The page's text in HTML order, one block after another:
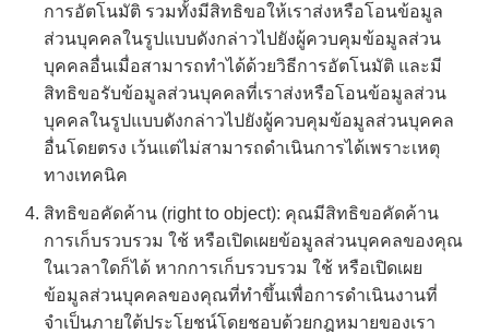
การอัตโนมัติ รวมทั้งมีสิทธิขอให้เราส่งหรือโอนข้อมูล
ส่วนบุคคลในรูปแบบดังกล่าวไปยังผู้ควบคุมข้อมูลส่วน
บุคคลอื่นเมื่อสามารถทำได้ด้วยวิธีการอัตโนมัติ และมี
สิทธิขอรับข้อมูลส่วนบุคคลที่เราส่งหรือโอนข้อมูลส่วน
บุคคลในรูปแบบดังกล่าวไปยังผู้ควบคุมข้อมูลส่วนบุคคล
อื่นโดยตรง เว้นแต่ไม่สามารถดำเนินการได้เพราะเหตุ
ทางเทคนิค
สิทธิขอคัดค้าน (right to object): คุณมีสิทธิขอคัดค้าน
การเก็บรวบรวม ใช้ หรือเปิดเผยข้อมูลส่วนบุคคลของคุณ
ในเวลาใดก็ได้ หากการเก็บรวบรวม ใช้ หรือเปิดเผย
ข้อมูลส่วนบุคคลของคุณที่ทำขึ้นเพื่อการดำเนินงานที่
จำเป็นภายใต้ประโยชน์โดยชอบด้วยกฎหมายของเรา